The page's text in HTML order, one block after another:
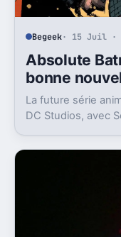
Begeek· 15 Juil ·
Absolute
bonne
La future série
DC Studios, avec
demain.